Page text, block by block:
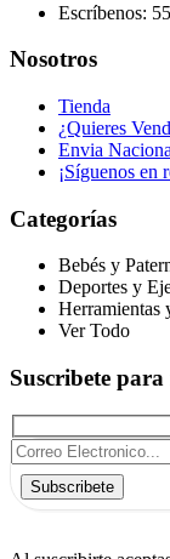
Escríbenos:
Nosotros
Tienda
¿Quieres
Envia
¡Síguenos en
Categorías
Bebés y
Deportes y
Herramientas
Ver Todo
Suscribete
Subscribete